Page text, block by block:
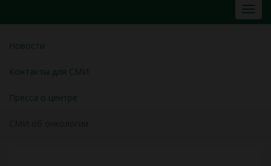
Новости
Контакты для СМИ
Пресса о центре